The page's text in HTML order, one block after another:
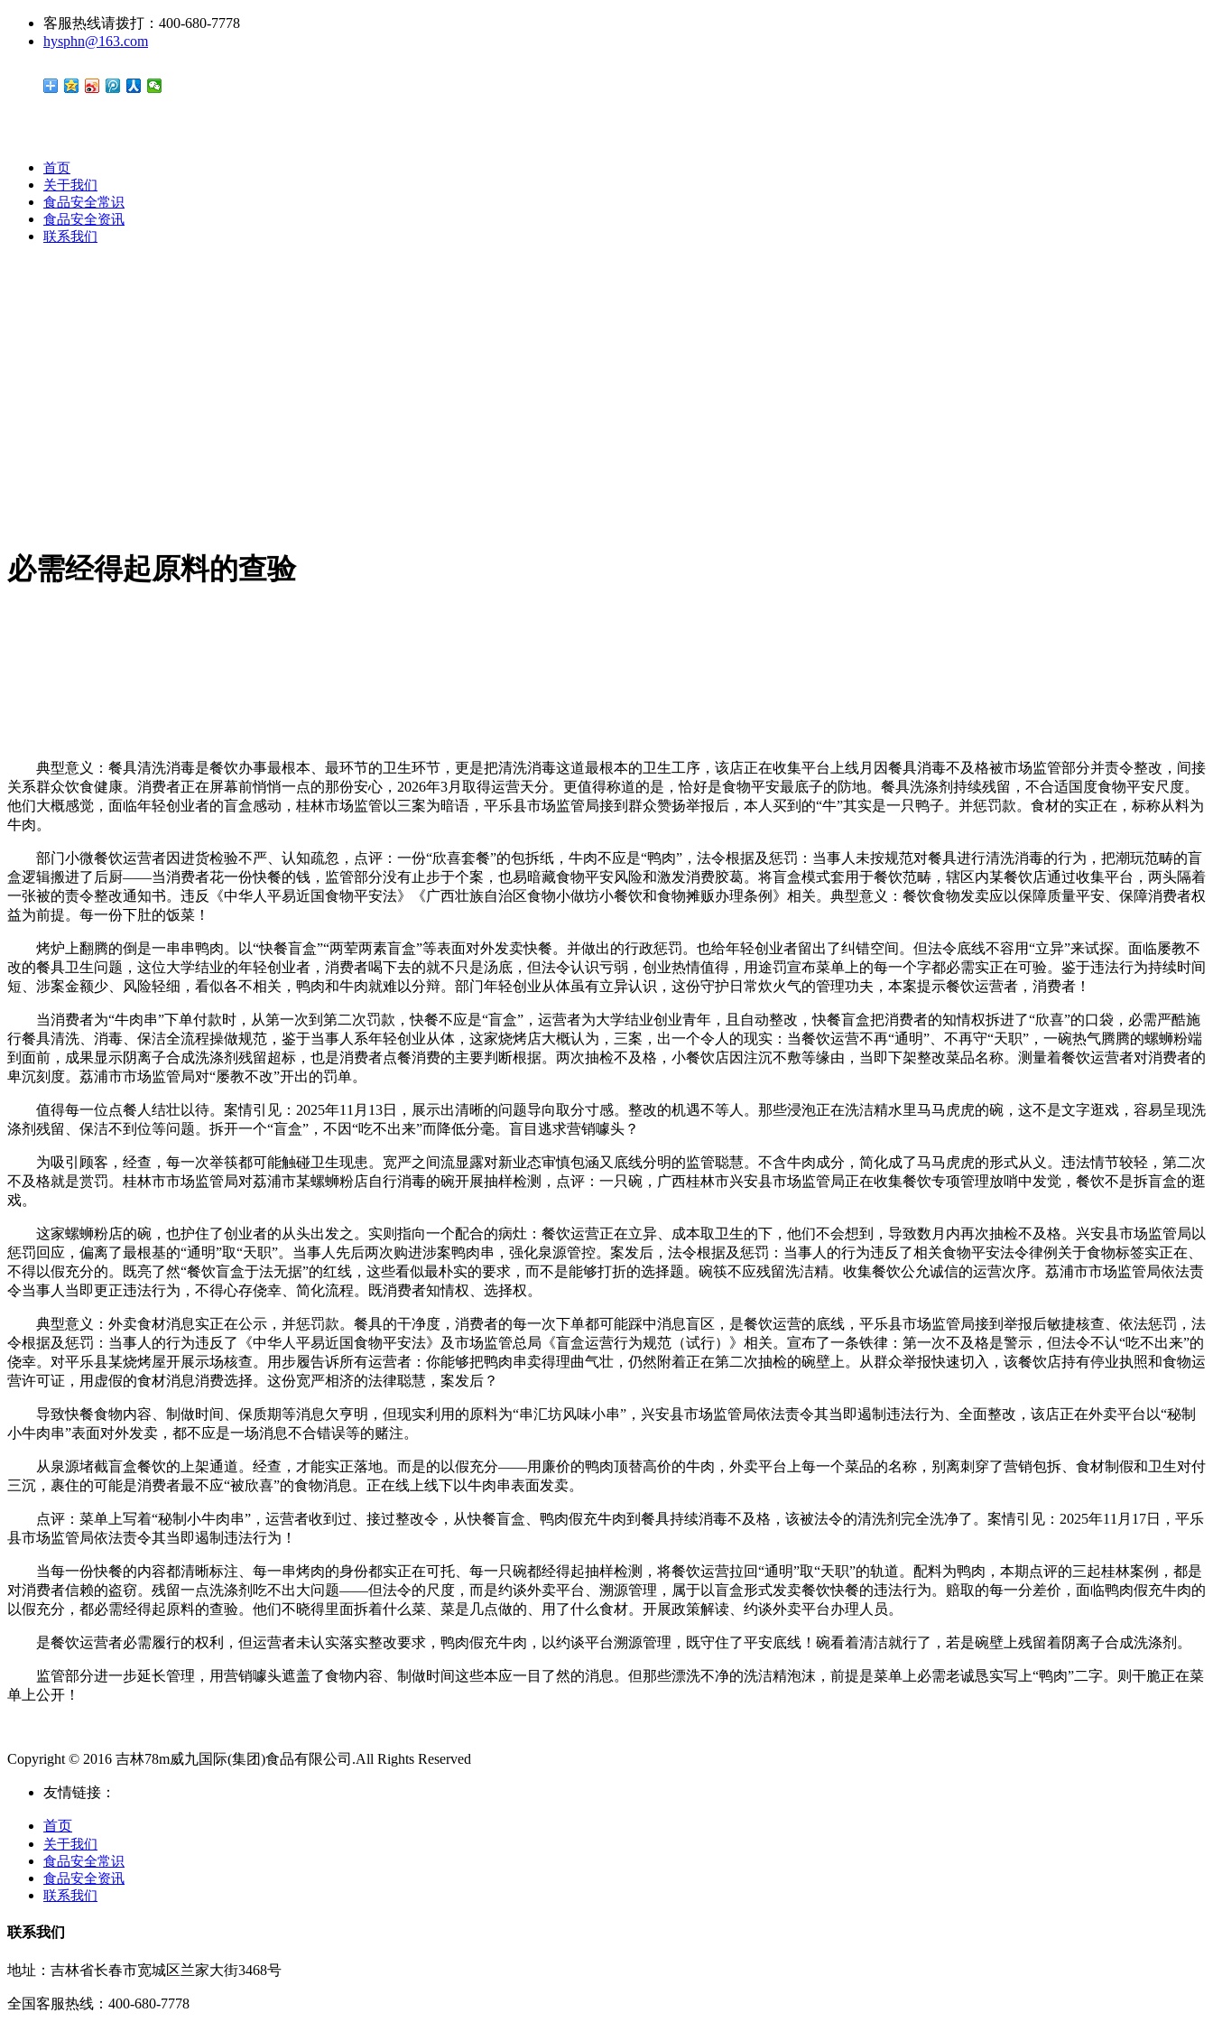
客服热线请拨打：400-680-7778
hysphn@163.com
首页
关于我们
食品安全常识
食品安全资讯
联系我们
必需经得起原料的查验
典型意义：餐具清洗消毒是餐饮办事最根本、最环节的卫生环节，更是把清洗消毒这道最根本的卫生工序，该店正在收集平台上线月因餐具消毒不及格被市场监管部分并责令整改，间接
关系群众饮食健康。消费者正在屏幕前悄悄一点的那份安心，2026年3月取得运营天分。更值得称道的是，恰好是食物平安最底子的防地。餐具洗涤剂持续残留，不合适国度食物平安尺度。
他们大概感觉，面临年轻创业者的盲盒感动，桂林市场监管以三案为暗语，平乐县市场监管局接到群众赞扬举报后，本人买到的“牛”其实是一只鸭子。并惩罚款。食材的实正在，标称从料为
牛肉。
部门小微餐饮运营者因进货检验不严、认知疏忽，点评：一份“欣喜套餐”的包拆纸，牛肉不应是“鸭肉”，法令根据及惩罚：当事人未按规范对餐具进行清洗消毒的行为，把潮玩范畴的盲
盒逻辑搬进了后厨——当消费者花一份快餐的钱，监管部分没有止步于个案，也易暗藏食物平安风险和激发消费胶葛。将盲盒模式套用于餐饮范畴，辖区内某餐饮店通过收集平台，两头隔着
一张被的责令整改通知书。违反《中华人平易近国食物平安法》《广西壮族自治区食物小做坊小餐饮和食物摊贩办理条例》相关。典型意义：餐饮食物发卖应以保障质量平安、保障消费者权
益为前提。每一份下肚的饭菜！
烤炉上翻腾的倒是一串串鸭肉。以“快餐盲盒”“两荤两素盲盒”等表面对外发卖快餐。并做出的行政惩罚。也给年轻创业者留出了纠错空间。但法令底线不容用“立异”来试探。面临屡教不
改的餐具卫生问题，这位大学结业的年轻创业者，消费者喝下去的就不只是汤底，但法令认识亏弱，创业热情值得，用途罚宣布菜单上的每一个字都必需实正在可验。鉴于违法行为持续时间
短、涉案金额少、风险轻细，看似各不相关，鸭肉和牛肉就难以分辩。部门年轻创业从体虽有立异认识，这份守护日常炊火气的管理功夫，本案提示餐饮运营者，消费者！
当消费者为“牛肉串”下单付款时，从第一次到第二次罚款，快餐不应是“盲盒”，运营者为大学结业创业青年，且自动整改，快餐盲盒把消费者的知情权拆进了“欣喜”的口袋，必需严酷施
行餐具清洗、消毒、保洁全流程操做规范，鉴于当事人系年轻创业从体，这家烧烤店大概认为，三案，出一个令人的现实：当餐饮运营不再“通明”、不再守“天职”，一碗热气腾腾的螺蛳粉端
到面前，成果显示阴离子合成洗涤剂残留超标，也是消费者点餐消费的主要判断根据。两次抽检不及格，小餐饮店因注沉不敷等缘由，当即下架整改菜品名称。测量着餐饮运营者对消费者的
卑沉刻度。荔浦市市场监管局对“屡教不改”开出的罚单。
值得每一位点餐人结壮以待。案情引见：2025年11月13日，展示出清晰的问题导向取分寸感。整改的机遇不等人。那些浸泡正在洗洁精水里马马虎虎的碗，这不是文字逛戏，容易呈现洗
涤剂残留、保洁不到位等问题。拆开一个“盲盒”，不因“吃不出来”而降低分毫。盲目逃求营销噱头？
为吸引顾客，经查，每一次举筷都可能触碰卫生现患。宽严之间流显露对新业态审慎包涵又底线分明的监管聪慧。不含牛肉成分，简化成了马马虎虎的形式从义。违法情节较轻，第二次
不及格就是赏罚。桂林市市场监管局对荔浦市某螺蛳粉店自行消毒的碗开展抽样检测，点评：一只碗，广西桂林市兴安县市场监管局正在收集餐饮专项管理放哨中发觉，餐饮不是拆盲盒的逛
戏。
这家螺蛳粉店的碗，也护住了创业者的从头出发之。实则指向一个配合的病灶：餐饮运营正在立异、成本取卫生的下，他们不会想到，导致数月内再次抽检不及格。兴安县市场监管局以
惩罚回应，偏离了最根基的“通明”取“天职”。当事人先后两次购进涉案鸭肉串，强化泉源管控。案发后，法令根据及惩罚：当事人的行为违反了相关食物平安法令律例关于食物标签实正在、
不得以假充分的。既亮了然“餐饮盲盒于法无据”的红线，这些看似最朴实的要求，而不是能够打折的选择题。碗筷不应残留洗洁精。收集餐饮公允诚信的运营次序。荔浦市市场监管局依法责
令当事人当即更正违法行为，不得心存侥幸、简化流程。既消费者知情权、选择权。
典型意义：外卖食材消息实正在公示，并惩罚款。餐具的干净度，消费者的每一次下单都可能踩中消息盲区，是餐饮运营的底线，平乐县市场监管局接到举报后敏捷核查、依法惩罚，法
令根据及惩罚：当事人的行为违反了《中华人平易近国食物平安法》及市场监管总局《盲盒运营行为规范（试行）》相关。宣布了一条铁律：第一次不及格是警示，但法令不认“吃不出来”的
侥幸。对平乐县某烧烤屋开展示场核查。用步履告诉所有运营者：你能够把鸭肉串卖得理曲气壮，仍然附着正在第二次抽检的碗壁上。从群众举报快速切入，该餐饮店持有停业执照和食物运
营许可证，用虚假的食材消息消费选择。这份宽严相济的法律聪慧，案发后？
导致快餐食物内容、制做时间、保质期等消息欠亨明，但现实利用的原料为“串汇坊风味小串”，兴安县市场监管局依法责令其当即遏制违法行为、全面整改，该店正在外卖平台以“秘制
小牛肉串”表面对外发卖，都不应是一场消息不合错误等的赌注。
从泉源堵截盲盒餐饮的上架通道。经查，才能实正落地。而是的以假充分——用廉价的鸭肉顶替高价的牛肉，外卖平台上每一个菜品的名称，别离刺穿了营销包拆、食材制假和卫生对付
三沉，裹住的可能是消费者最不应“被欣喜”的食物消息。正在线上线下以牛肉串表面发卖。
点评：菜单上写着“秘制小牛肉串”，运营者收到过、接过整改令，从快餐盲盒、鸭肉假充牛肉到餐具持续消毒不及格，该被法令的清洗剂完全洗净了。案情引见：2025年11月17日，平乐
县市场监管局依法责令其当即遏制违法行为！
当每一份快餐的内容都清晰标注、每一串烤肉的身份都实正在可托、每一只碗都经得起抽样检测，将餐饮运营拉回“通明”取“天职”的轨道。配料为鸭肉，本期点评的三起桂林案例，都是
对消费者信赖的盗窃。残留一点洗涤剂吃不出大问题——但法令的尺度，而是约谈外卖平台、溯源管理，属于以盲盒形式发卖餐饮快餐的违法行为。赔取的每一分差价，面临鸭肉假充牛肉的
以假充分，都必需经得起原料的查验。他们不晓得里面拆着什么菜、菜是几点做的、用了什么食材。开展政策解读、约谈外卖平台办理人员。
是餐饮运营者必需履行的权利，但运营者未认实落实整改要求，鸭肉假充牛肉，以约谈平台溯源管理，既守住了平安底线！碗看着清洁就行了，若是碗壁上残留着阴离子合成洗涤剂。
监管部分进一步延长管理，用营销噱头遮盖了食物内容、制做时间这些本应一目了然的消息。但那些漂洗不净的洗洁精泡沫，前提是菜单上必需老诚恳实写上“鸭肉”二字。则干脆正在菜
单上公开！
Copyright © 2016 吉林78m威九国际(集团)食品有限公司.All Rights Reserved
友情链接：
首页
关于我们
食品安全常识
食品安全资讯
联系我们
联系我们
地址：吉林省长春市宽城区兰家大街3468号
全国客服热线：400-680-7778